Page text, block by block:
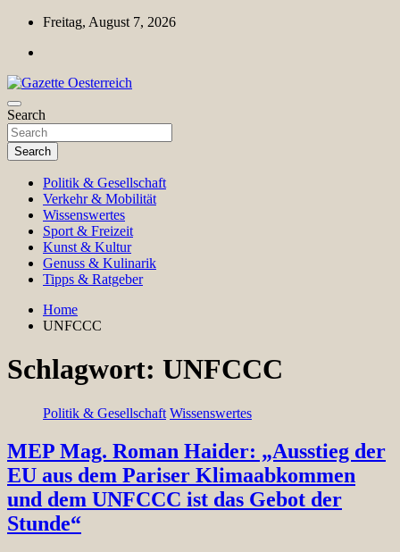
Skip
content
Freitag, August 7, 2026
Gazette Oesterreich
Magazin für Freizeit, Politik, Kultur & Wissenschaft
Search
Search
Politik & Gesellschaft
Verkehr & Mobilität
Wissenswertes
Sport & Freizeit
Kunst & Kultur
Genuss & Kulinarik
Tipps & Ratgeber
Home
UNFCCC
Schlagwort: UNFCCC
Politik & Gesellschaft Wissenswertes
MEP Mag. Roman Haider: „Ausstieg der
EU aus dem Pariser Klimaabkommen
und dem UNFCCC ist das Gebot der
Stunde“